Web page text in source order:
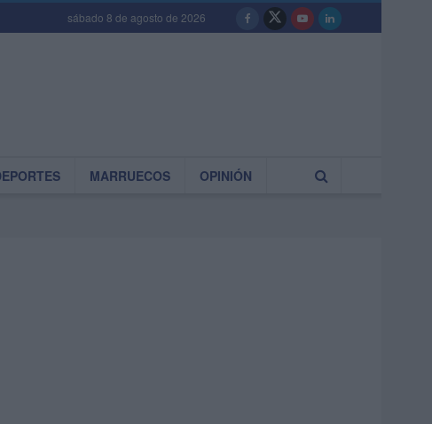
sábado 8 de agosto de 2026
MARRUECOS OPINIÓN